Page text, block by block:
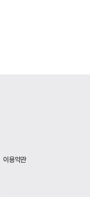
이용약관